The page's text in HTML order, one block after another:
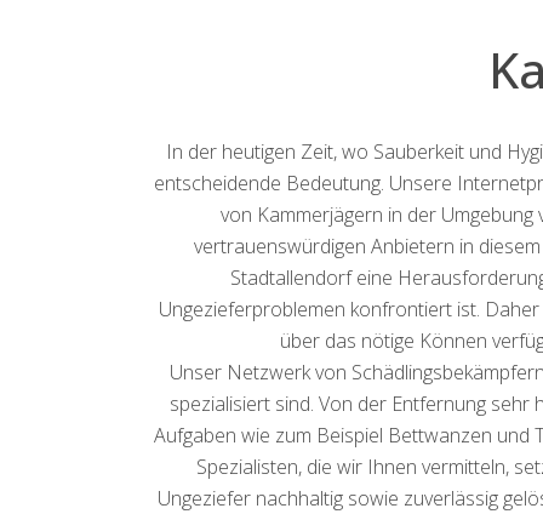
In der heutigen Zeit, wo Sauberkeit und
entscheidende Bedeutung. Unsere
von Kammerjägern in der
vertrauenswürdigen Anbietern in
Stadtallendorf eine
Ungezieferproblemen konfrontiert ist.
über das nötige Können
Unser Netzwerk von
spezialisiert sind. Von der Entfernung
Aufgaben wie zum Beispiel Bettwanzen und
Spezialisten, die wir Ihnen vermitteln,
Ungeziefer nachhaltig sowie zuverlässig